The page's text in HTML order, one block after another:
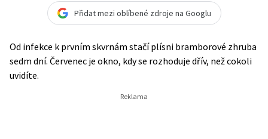
Přidat mezi oblíbené zdroje na Googlu
Od infekce k prvním skvrnám stačí plísni bramborové zhruba
sedm dní. Červenec je okno, kdy se rozhoduje dřív, než cokoli
uvidíte.